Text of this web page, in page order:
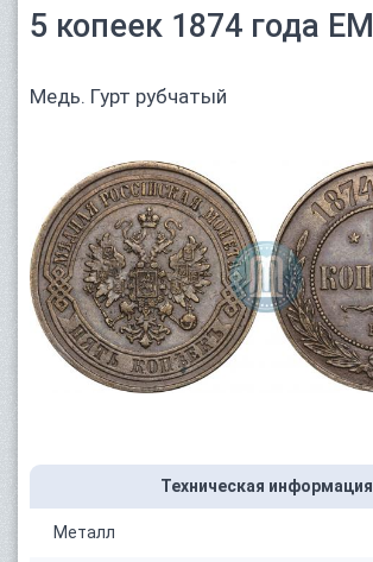
5 копеек 1874 года ЕМ
Медь. Гурт рубчатый
Техническая информация
Металл